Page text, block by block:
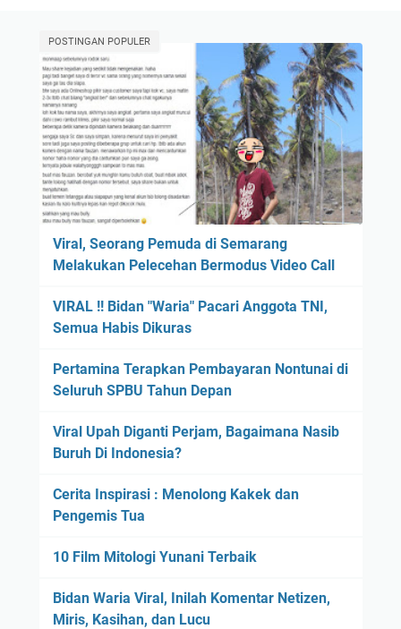
POSTINGAN POPULER
Viral, Seorang Pemuda di Semarang
Melakukan Pelecehan Bermodus Video Call
VIRAL !! Bidan "Waria" Pacari Anggota TNI,
Semua Habis Dikuras
Pertamina Terapkan Pembayaran Nontunai di
Seluruh SPBU Tahun Depan
Viral Upah Diganti Perjam, Bagaimana Nasib
Buruh Di Indonesia?
Cerita Inspirasi : Menolong Kakek dan
Pengemis Tua
10 Film Mitologi Yunani Terbaik
Bidan Waria Viral, Inilah Komentar Netizen,
Miris, Kasihan, dan Lucu